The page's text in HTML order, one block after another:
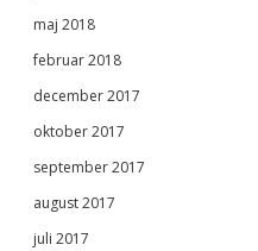
maj 2018
februar 2018
december 2017
oktober 2017
september 2017
august 2017
juli 2017